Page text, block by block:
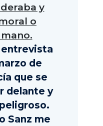
y
o
entrevista
de
que se
delante y
Sanz me